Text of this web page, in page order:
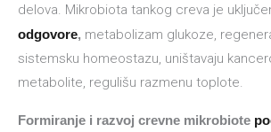
delova. Mikrobiota tankog creva je
odgovore, metabolizam glukoze,
sistemsku homeostazu, uništavaju
metabolite, regulišu razmenu toplote.
Formiranje i razvoj crevne mikrobiote